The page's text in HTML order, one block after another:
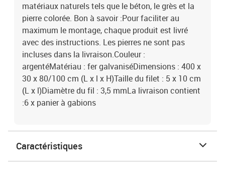
matériaux naturels tels que le béton, le grès et la
pierre colorée. Bon à savoir :Pour faciliter au
maximum le montage, chaque produit est livré
avec des instructions. Les pierres ne sont pas
incluses dans la livraison.Couleur :
argentéMatériau : fer galvaniséDimensions : 400 x
30 x 80/100 cm (L x l x H)Taille du filet : 5 x 10 cm
(L x l)Diamètre du fil : 3,5 mmLa livraison contient
:6 x panier à gabions
Caractéristiques